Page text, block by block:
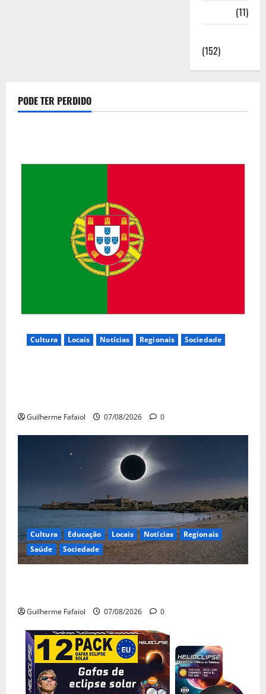
(11)
(152)
PODE TER PERDIDO
Cultura Locais Notícias Regionais Sociedade
Guilherme Fafaiol 07/08/2026 0
Cultura Educação Locais Notícias
Regionais
Saúde
Sociedade
Guilherme Fafaiol 07/08/2026 0